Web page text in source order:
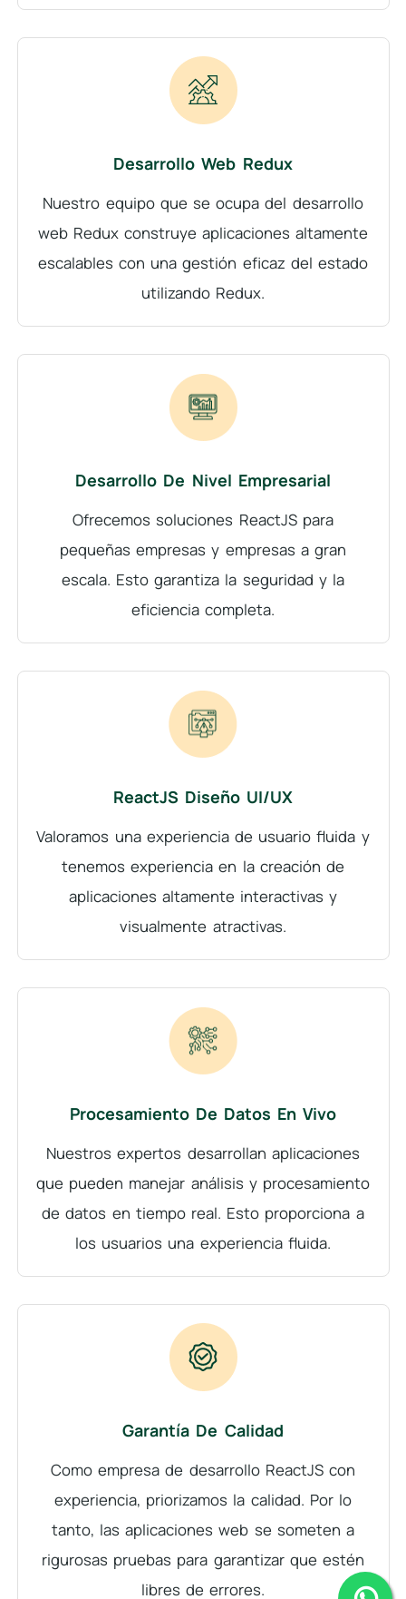
Desarrollo Web Redux
Nuestro equipo que se ocupa del desarrollo
web Redux construye aplicaciones altamente
escalables con una gestión eficaz del estado
utilizando Redux.
Desarrollo De Nivel Empresarial
Ofrecemos soluciones ReactJS para
pequeñas empresas y empresas a gran
escala. Esto garantiza la seguridad y la
eficiencia completa.
ReactJS Diseño UI/UX
Valoramos una experiencia de usuario fluida y
tenemos experiencia en la creación de
aplicaciones altamente interactivas y
visualmente atractivas.
Procesamiento De Datos En Vivo
Nuestros expertos desarrollan aplicaciones
que pueden manejar análisis y procesamiento
de datos en tiempo real. Esto proporciona a
los usuarios una experiencia fluida.
Garantía De Calidad
Como empresa de desarrollo ReactJS con
experiencia, priorizamos la calidad. Por lo
tanto, las aplicaciones web se someten a
rigurosas pruebas para garantizar que estén
libres de errores.